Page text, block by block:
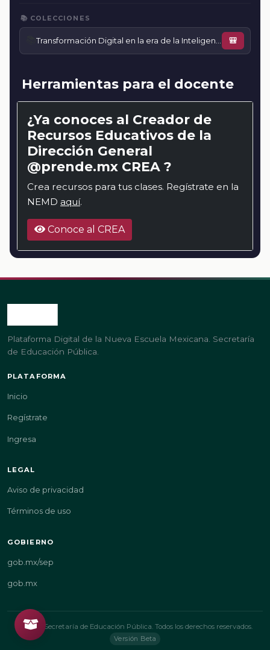
📚 COLECCIONES
📚 🎒
Herramientas para el docente
¿Ya conoces al Creador de
Recursos Educativos de la
Dirección General
@prende.mx CREA ?
Crea recursos para tus clases. Regístrate en la
NEMD aquí.
Conoce al CREA
Plataforma Digital de la Nueva Escuela Mexicana. Secretaría
de Educación Pública.
PLATAFORMA
Inicio
Regístrate
Ingresa
LEGAL
Aviso de privacidad
Términos de uso
GOBIERNO
gob.mx/sep
gob.mx
© 2026 Secretaría de Educación Pública. Todos los derechos reservados.
Versión Beta